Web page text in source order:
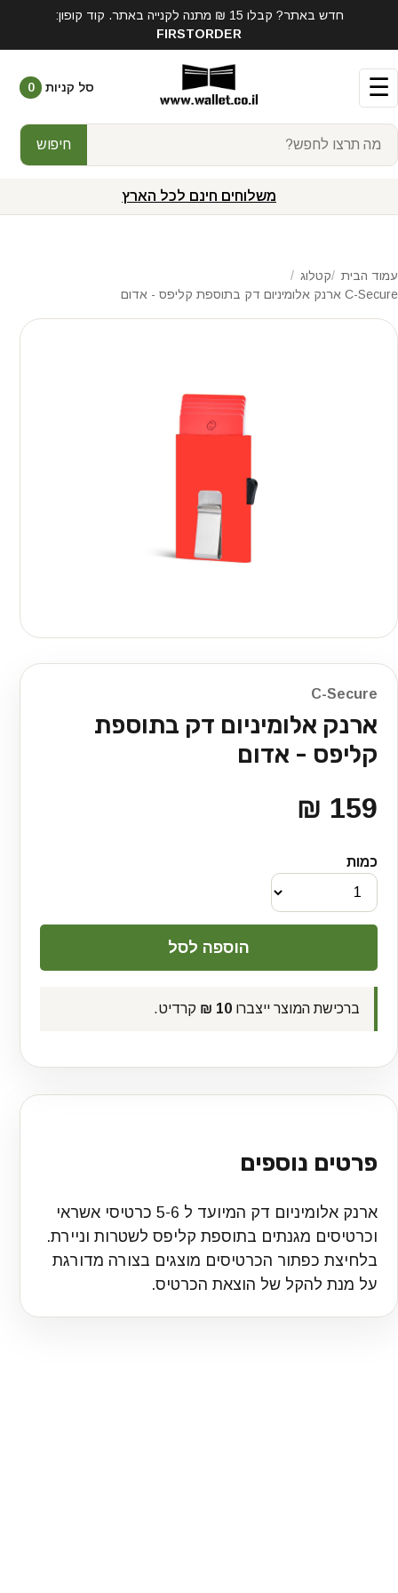
חדש באתר? קבלו 15 ₪ מתנה לקנייה באתר. קוד קופון:
FIRSTORDER
☰
חיפוש
סל קניות 0
משלוחים חינם לכל הארץ
עמוד הבית
קטלוג
C-Secure ארנק אלומיניום דק בתוספת קליפס - אדום
C-Secure
ארנק אלומיניום דק בתוספת
קליפס - אדום
159 ₪
כמות
ברכישת המוצר ייצברו 10 ₪ קרדיט.
פרטים נוספים
ארנק אלומיניום דק המיועד ל 5-6 כרטיסי אשראי
וכרטיסים מגנתים בתוספת קליפס לשטרות וניירת.
בלחיצת כפתור הכרטיסים מוצגים בצורה מדורגת
על מנת להקל של הוצאת הכרטיס.